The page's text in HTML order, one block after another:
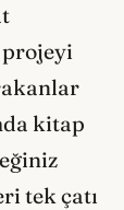
kitap
tek çatı